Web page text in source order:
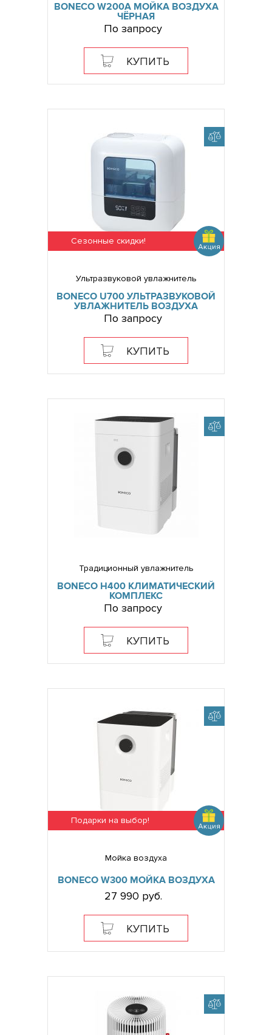
BONECO W200A МОЙКА ВОЗДУХА
ЧЁРНАЯ
По запросу
КУПИТЬ
Сезонные скидки!
Ультразвуковой увлажнитель
BONECO U700 УЛЬТРАЗВУКОВОЙ
УВЛАЖНИТЕЛЬ ВОЗДУХА
По запросу
КУПИТЬ
Традиционный увлажнитель
BONECO H400 КЛИМАТИЧЕСКИЙ
КОМПЛЕКС
По запросу
КУПИТЬ
Подарки на выбор!
Мойка воздуха
BONECO W300 МОЙКА ВОЗДУХА
27 990 руб.
КУПИТЬ